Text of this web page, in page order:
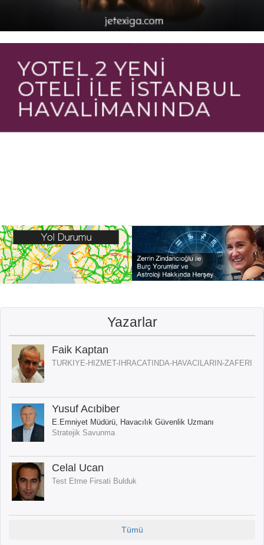
Yazarlar
Faik Kaptan
TURKIYE-HIZMET-IHRACATINDA-HAVACILARIN-ZAFERI
Yusuf Acıbiber
E.Emniyet Müdürü, Havacılık Güvenlik Uzmanı
Stratejik Savunma
Celal Ucan
Test Etme Firsati Bulduk
Tümü